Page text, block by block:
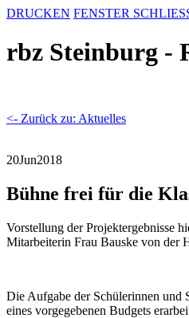
DRUCKEN FENSTER
rbz Steinburg -
<- Zurück zu: Aktuelles
20Jun2018
Bühne frei für die
Vorstellung der Projektergebnisse
Mitarbeiterin Frau Bauske von der
Die Aufgabe der Schülerinnen und
eines vorgegebenen Budgets